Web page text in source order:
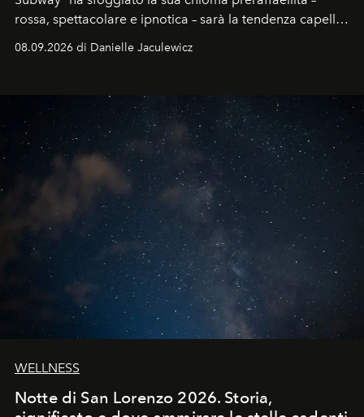
rossa, spettacolare e ipnotica – sarà la tendenza capelli
dell'autunno?
08.09.2026 di Danielle Jaculewicz
WELLNESS
Notte di San Lorenzo 2026. Storia,